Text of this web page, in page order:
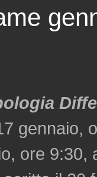
gennaio,
ore 9:30,